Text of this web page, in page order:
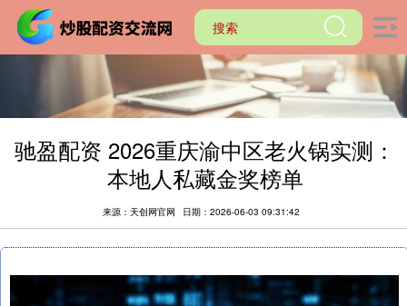
驰盈配资 2026重庆渝中区老火锅实测：
本地人私藏金奖榜单
来源：天创网官网 日期：2026-06-03 09:31:42